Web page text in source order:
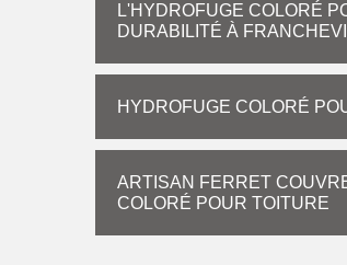
L'HYDROFUGE COLORÉ
DURABILITÉ À
HYDROFUGE COLORÉ
ARTISAN FERRET
COLORÉ POUR TOITURE